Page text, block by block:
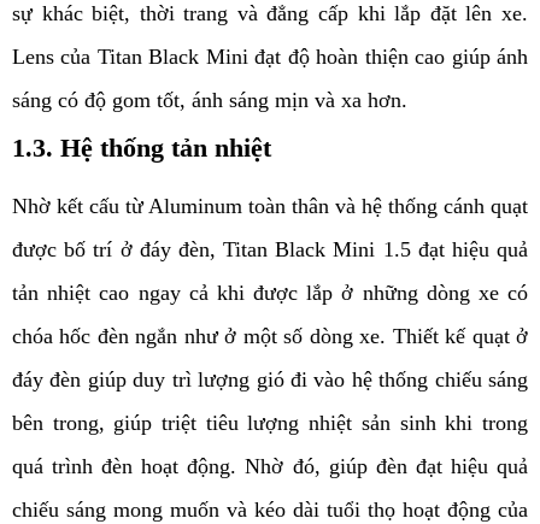
sự khác biệt, thời trang và đẳng cấp khi lắp đặt lên xe.
Lens của Titan Black Mini đạt độ hoàn thiện cao giúp ánh
sáng có độ gom tốt, ánh sáng mịn và xa hơn.
1.3. Hệ thống tản nhiệt
Nhờ kết cấu từ Aluminum toàn thân và hệ thống cánh quạt
được bố trí ở đáy đèn, Titan Black Mini 1.5 đạt hiệu quả
tản nhiệt cao ngay cả khi được lắp ở những dòng xe có
chóa hốc đèn ngắn như ở một số dòng xe. Thiết kế quạt ở
đáy đèn giúp duy trì lượng gió đi vào hệ thống chiếu sáng
bên trong, giúp triệt tiêu lượng nhiệt sản sinh khi trong
quá trình đèn hoạt động. Nhờ đó, giúp đèn đạt hiệu quả
chiếu sáng mong muốn và kéo dài tuổi thọ hoạt động của